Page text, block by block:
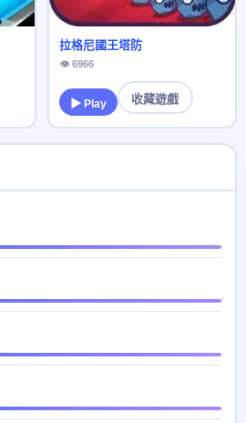
拉格尼國王塔防
👁 6966
▶ Play 收藏遊戲